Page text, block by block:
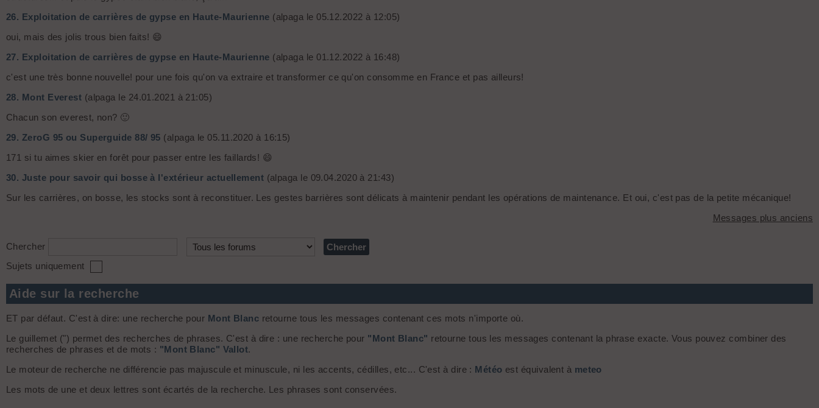
26. Exploitation de carrières de gypse en Haute-Maurienne (alpaga le 05.12.2022 à 12:05)
oui, mais des jolis trous bien faits! 😄
27. Exploitation de carrières de gypse en Haute-Maurienne (alpaga le 01.12.2022 à 16:48)
c'est une très bonne nouvelle! pour une fois qu'on va extraire et transformer ce qu'on consomme en France et pas ailleurs!
28. Mont Everest (alpaga le 24.01.2021 à 21:05)
Chacun son everest, non? 🙂
29. ZeroG 95 ou Superguide 88/ 95 (alpaga le 05.11.2020 à 16:15)
171 si tu aimes skier en forêt pour passer entre les faillards! 😄
30. Juste pour savoir qui bosse à l'extérieur actuellement (alpaga le 09.04.2020 à 21:43)
Sur les carrières, on bosse, les stocks sont à reconstituer. Les gestes barrières sont délicats à maintenir pendant les opérations de maintenance. Et oui, c'est pas de la petite mécanique!
Messages plus anciens
Chercher
Sujets uniquement
Aide sur la recherche
ET par défaut. C'est à dire: une recherche pour Mont Blanc retourne tous les messages contenant ces mots n'importe où.
Le guillemet (") permet des recherches de phrases. C'est à dire : une recherche pour "Mont Blanc" retourne tous les messages contenant la phrase exacte. Vous pouvez combiner des
recherches de phrases et de mots : "Mont Blanc" Vallot.
Le moteur de recherche ne différencie pas majuscule et minuscule, ni les accents, cédilles, etc... C'est à dire : Météo est équivalent à meteo
Les mots de une et deux lettres sont écartés de la recherche. Les phrases sont conservées.